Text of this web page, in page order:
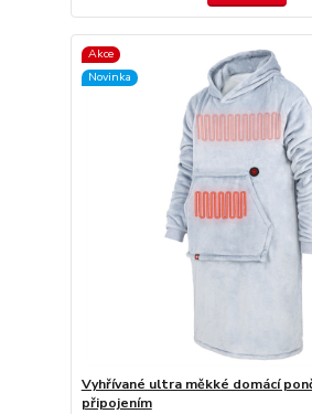
Akce
Novinka
Vyhřívané ultra měkké domácí
připojením